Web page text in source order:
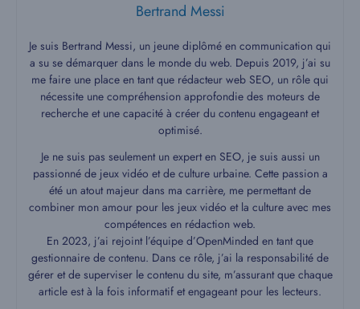
Bertrand Messi
Je suis Bertrand Messi, un jeune diplômé en communication qui
a su se démarquer dans le monde du web. Depuis 2019, j’ai su
me faire une place en tant que rédacteur web SEO, un rôle qui
nécessite une compréhension approfondie des moteurs de
recherche et une capacité à créer du contenu engageant et
optimisé.
Je ne suis pas seulement un expert en SEO, je suis aussi un
passionné de jeux vidéo et de culture urbaine. Cette passion a
été un atout majeur dans ma carrière, me permettant de
combiner mon amour pour les jeux vidéo et la culture avec mes
compétences en rédaction web.
En 2023, j’ai rejoint l’équipe d’OpenMinded en tant que
gestionnaire de contenu. Dans ce rôle, j’ai la responsabilité de
gérer et de superviser le contenu du site, m’assurant que chaque
article est à la fois informatif et engageant pour les lecteurs.